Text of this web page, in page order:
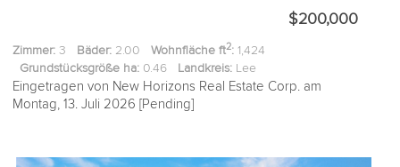
$200,000
Zimmer: 3 Bäder: 2.00Wohnfläche ft2: 1,424
Grundstücksgröße ha: 0.46 Landkreis: Lee
Eingetragen von New Horizons Real Estate Corp. am
Montag, 13. Juli 2026 [Pending]